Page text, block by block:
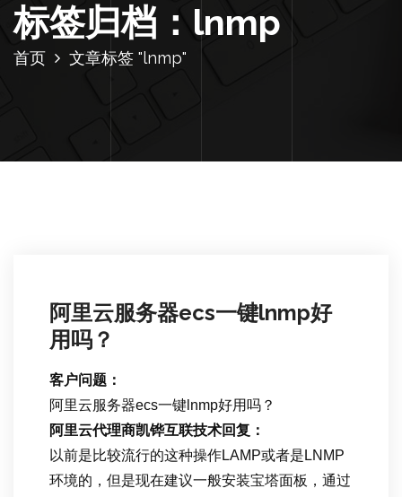
标签归档：lnmp
首页 文章标签 "lnmp"
阿里云服务器ecs一键lnmp好
用吗？
客户问题：
阿里云服务器ecs一键lnmp好用吗？
阿里云代理商凯铧互联技术回复：
以前是比较流行的这种操作LAMP或者是LNMP
环境的，但是现在建议一般安装宝塔面板，通过